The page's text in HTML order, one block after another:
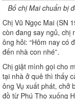
Bố chị Mai chuẩn bị
Chị Vũ Ngọc Mai (SN
còn đang say ngủ, chị
ông hỏi: “Hôm nay có
đến nhà con nhé”.
Chị giật mình gọi cho
tại nhà ở quê thì thấy
ông Vụ xuất phát, chở
đồ từ Phú Thọ xuống